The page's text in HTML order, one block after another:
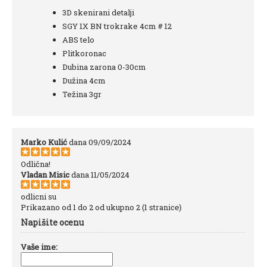
3D skenirani detalji
SGY 1X BN trokrake 4cm # 12
ABS telo
Plitkoronac
Dubina zarona 0-30cm
Dužina 4cm
Težina 3gr
Marko Kulićdana 09/09/2024
Odlična!
Vladan Misicdana 11/05/2024
odlicni su
Prikazano od 1 do 2 od ukupno 2 (1 stranice)
Napišite ocenu
Vaše ime: